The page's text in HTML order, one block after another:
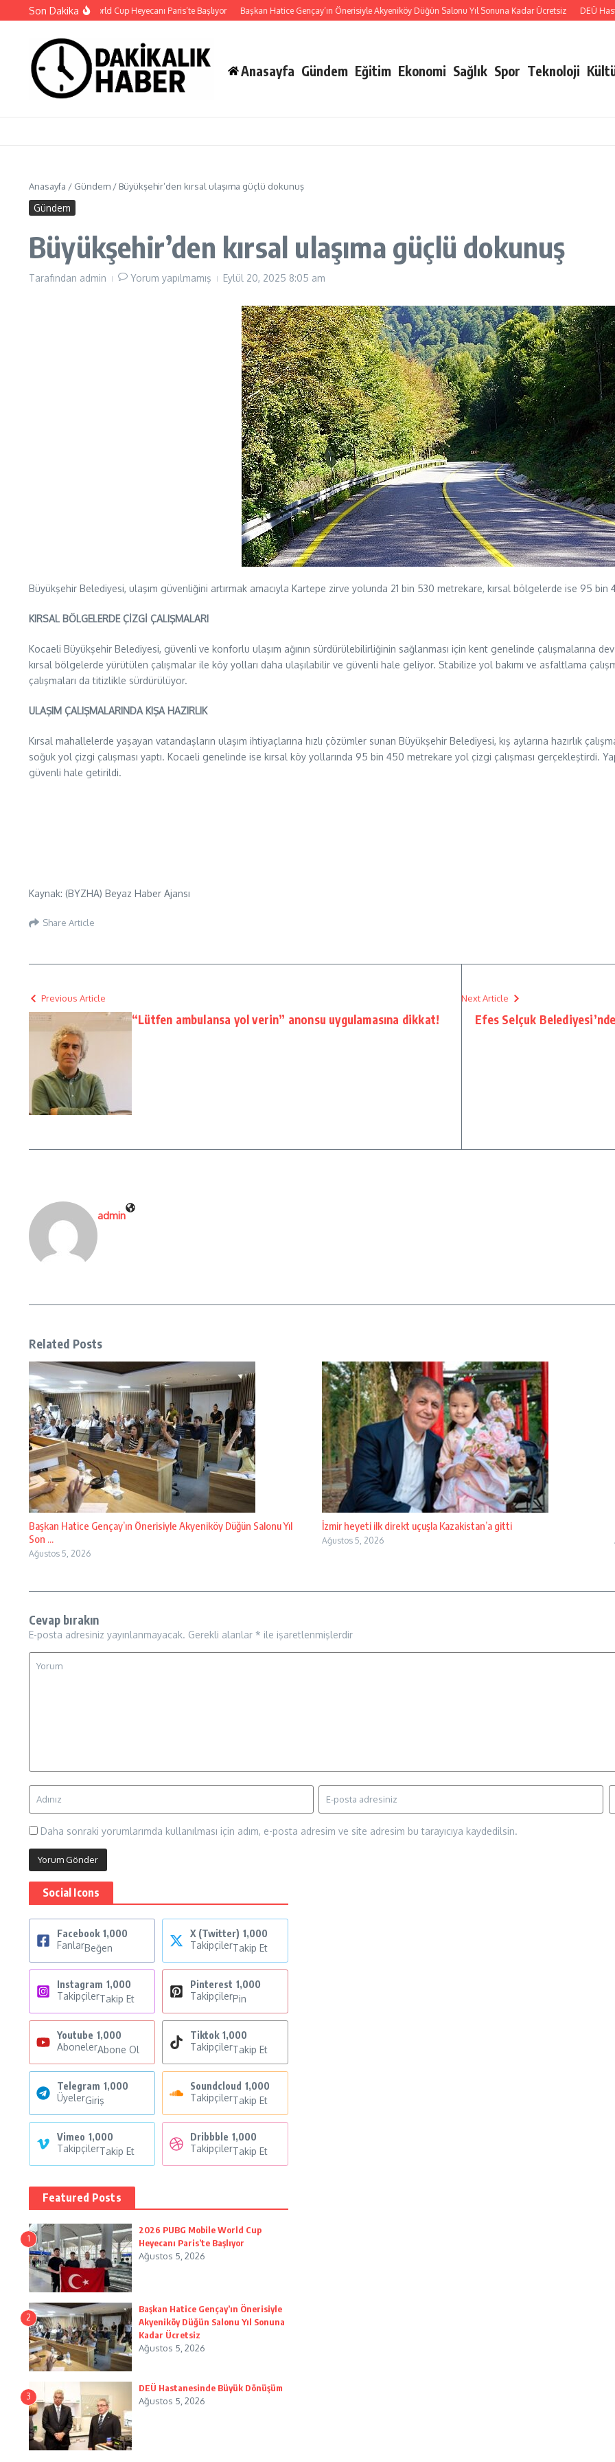
İçeriğe atlaSon Dakika
PUBG Mobile World Cup Heyecanı Paris’te Başlıyor Başkan Hatice Gençay’ın Önerisiyle Akyeniköy Düğün Salonu Yıl Sonuna Kadar Ücretsiz DEÜ
Anasayfa Gündem Eğitim Ekonomi Sağlık Spor Teknoloji
Anasayfa / Gündem / Büyükşehir’den kırsal ulaşıma güçlü dokunuş
Gündem
Büyükşehir’den kırsal ulaşıma güçlü dokunuş
Tarafından admin Yorum yapılmamış Eylül 20, 2025 8:05 am
Büyükşehir Belediyesi, ulaşım güvenliğini artırmak amacıyla Kartepe zirve yolunda 21 bin 530 metrekare, kırsal bölgelerde ise 95
KIRSAL BÖLGELERDE ÇİZGİ ÇALIŞMALARI
Kocaeli Büyükşehir Belediyesi, güvenli ve konforlu ulaşım ağının sürdürülebilirliğinin sağlanması için kent genelinde çalışmalarına
kırsal bölgelerde yürütülen çalışmalar ile köy yolları daha ulaşılabilir ve güvenli hale geliyor. Stabilize yol bakımı ve asfaltlama
çalışmaları da titizlikle sürdürülüyor.
ULAŞIM ÇALIŞMALARINDA KIŞA HAZIRLIK
Kırsal mahallelerde yaşayan vatandaşların ulaşım ihtiyaçlarına hızlı çözümler sunan Büyükşehir Belediyesi, kış aylarına hazırlık
soğuk yol çizgi çalışması yaptı. Kocaeli genelinde ise kırsal köy yollarında 95 bin 450 metrekare yol çizgi çalışması gerçekleştirdi.
güvenli hale getirildi.
Kaynak: (BYZHA) Beyaz Haber Ajansı
Share Article
Previous Article
“Lütfen ambulansa yol verin” anonsu uygulamasına dikkat!
Next Article
Efes Selçuk
admin
Related Posts
Başkan Hatice Gençay’ın Önerisiyle Akyeniköy Düğün Salonu Yıl
Son ...
Ağustos 5, 2026
İzmir heyeti ilk direkt uçuşla Kazakistan’a gitti
Ağustos 5, 2026
Cevap bırakın
E-posta adresiniz yayınlanmayacak. Gerekli alanlar * ile işaretlenmişlerdir
Daha sonraki yorumlarımda kullanılması için adım, e-posta adresim ve site adresim bu tarayıcıya kaydedilsin.
Social Icons
Facebook 1,000
FanlarBeğen
X (Twitter) 1,000
TakipçilerTakip Et
Instagram 1,000
TakipçilerTakip Et
Pinterest 1,000
TakipçilerPin
Youtube 1,000
AbonelerAbone Ol
Tiktok 1,000
TakipçilerTakip Et
Telegram 1,000
ÜyelerGiriş
Soundcloud 1,000
TakipçilerTakip Et
Vimeo 1,000
TakipçilerTakip Et
Dribbble 1,000
TakipçilerTakip Et
Featured Posts
1
2026 PUBG Mobile World Cup
Heyecanı Paris’te Başlıyor
Ağustos 5, 2026
2
Başkan Hatice Gençay’ın Önerisiyle
Akyeniköy Düğün Salonu Yıl Sonuna
Kadar Ücretsiz
Ağustos 5, 2026
3
DEÜ Hastanesinde Büyük Dönüşüm
Ağustos 5, 2026